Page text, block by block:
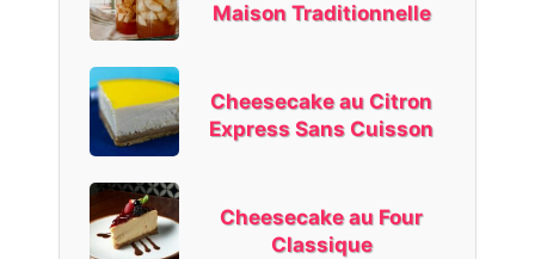
Maison Traditionnelle
Cheesecake au Citron
Express Sans Cuisson
Cheesecake au Four
Classique